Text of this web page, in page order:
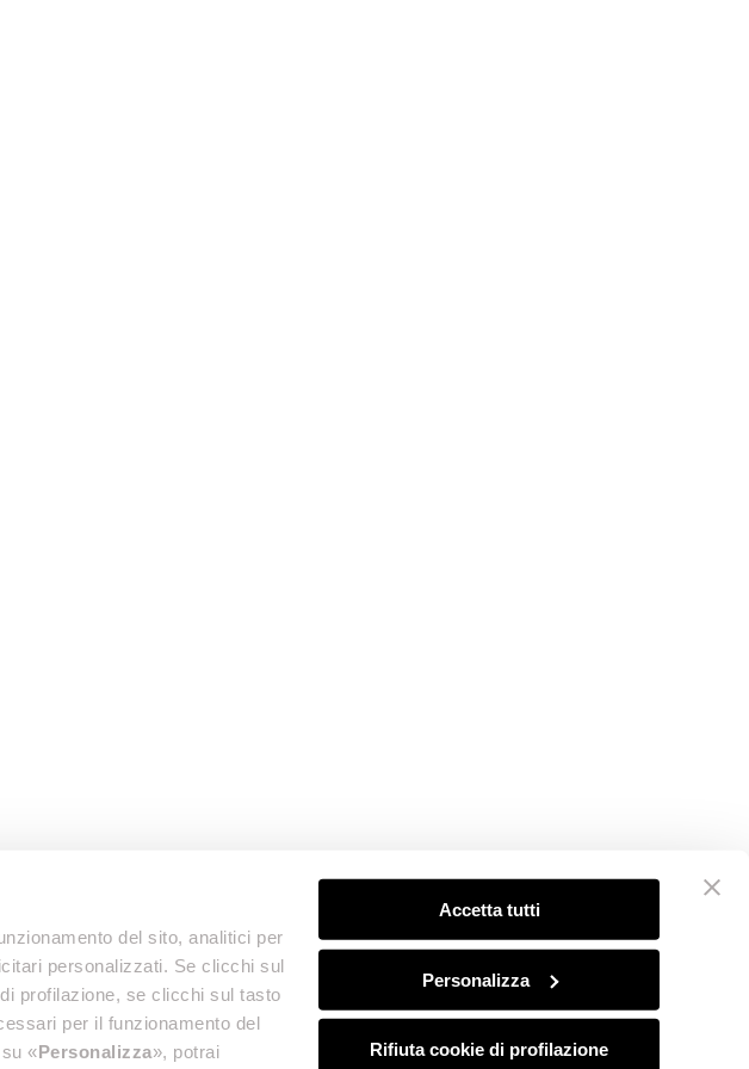
del sito, analitici per
personalizzati. Se clicchi sul
profilazione, se clicchi sul tasto
per il funzionamento del
«Personalizza», potrai
Accetta tutti
Personalizza
Rifiuta cookie di profilazione